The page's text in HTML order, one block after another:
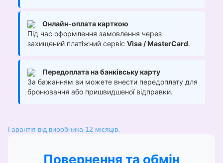
Онлайн-оплата карткою
Під час оформлення замовлення через
захищений платіжний сервіс Visa / MasterCard.
Передоплата на банківську карту
За бажанням ви можете внести передоплату для
бронювання або пришвидшеної відправки.
Гарантія від виробника 12 місяців.
Повернення та обмін